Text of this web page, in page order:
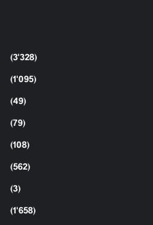
(3٬328)
(1٬095)
(49)
(79)
(108)
(562)
(3)
(1٬658)